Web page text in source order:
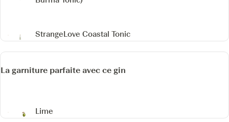
StrangeLove Coastal Tonic
La garniture parfaite avec ce gin
Lime